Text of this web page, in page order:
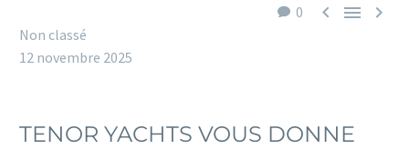
0   
Non classé
12 novembre 2025
TENOR YACHTS VOUS DONNE